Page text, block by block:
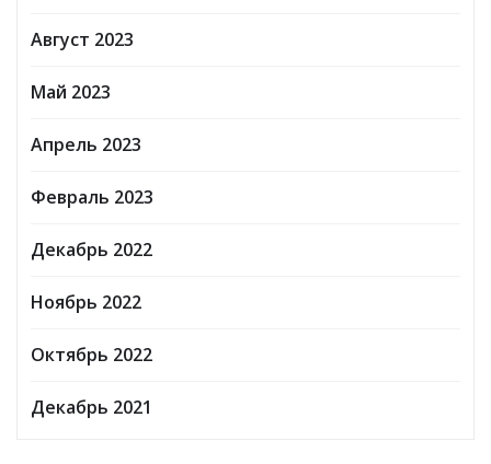
Август 2023
Май 2023
Апрель 2023
Февраль 2023
Декабрь 2022
Ноябрь 2022
Октябрь 2022
Декабрь 2021